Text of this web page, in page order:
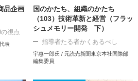
品企画
視点
表
国のかたち、組織のかたち
（103）技術革新と経営（フラッ
シュメモリー開発 下）
指導者たる者かくあるべし
宇惠一郎氏 / 元読売新聞東京本社国際部
編集委員